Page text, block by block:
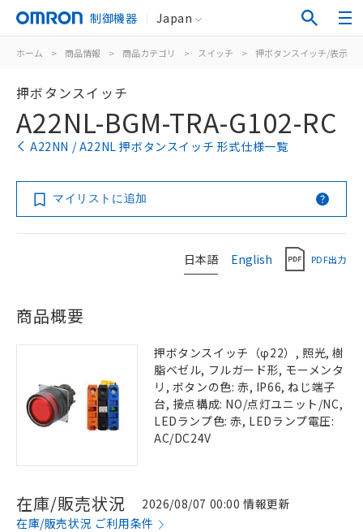
制御機器 Japan
ホーム > 商品情報 > 商品カテゴリ > スイッチ > 押ボタンスイッチ/表示灯
押ボタンスイッチ
A22NL-BGM-TRA-G102-RC
A22NN / A22NL 押ボタンスイッチ 形式仕様一覧
マイリストに追加
日本語 English PDF出力
商品概要
押ボタンスイッチ（φ22）, 照光, 樹
脂ベゼル, フルガード形, モーメンタ
リ, ボタンの色: 赤, IP66, ねじ端子
台, 接点構成: NO/点灯ユニット/NC,
LEDランプ色: 赤, LEDランプ電圧:
AC/DC24V
在庫/販売状況
2026/08/07 00:00 情報更新
在庫/販売状況 ご利用条件